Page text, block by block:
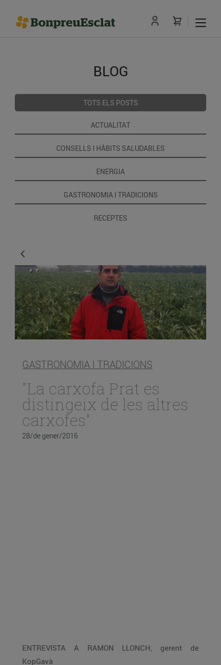
BLOG
TOTS ELS POSTS
ACTUALITAT
CONSELLS I HÀBITS SALUDABLES
ENERGIA
GASTRONOMIA I TRADICIONS
RECEPTES
GASTRONOMIA I TRADICIONS
"La carxofa Prat es
distingeix de les altres
carxofes"
28/de gener/2016
ENTREVISTA A RAMON LLONCH, gerent de
KopGavà